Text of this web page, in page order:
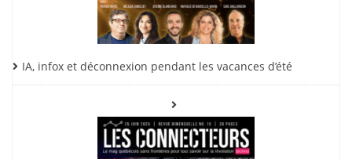
IA, infox et déconnexion pendant les vacances d’été